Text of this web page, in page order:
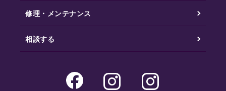
修理・メンテナンス
相談する